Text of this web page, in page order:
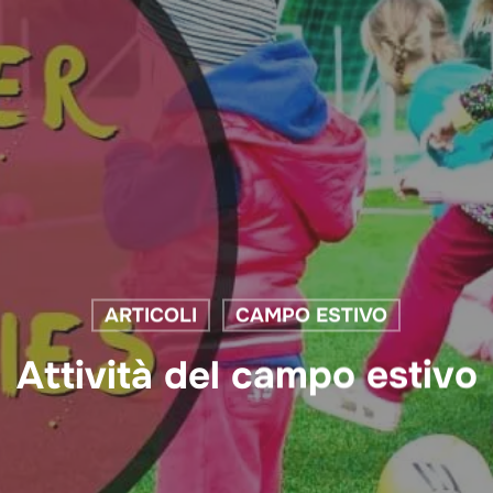
ARTICOLI CAMPO ESTIVO
Attività del campo estivo